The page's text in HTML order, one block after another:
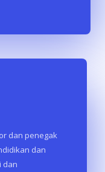
dan penegak
dan
dan